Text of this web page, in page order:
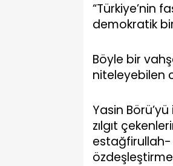
“Türkiye’nin
demokratik
Böyle bir
niteleyebilen
Yasin
zılgıt
estağfirullah-